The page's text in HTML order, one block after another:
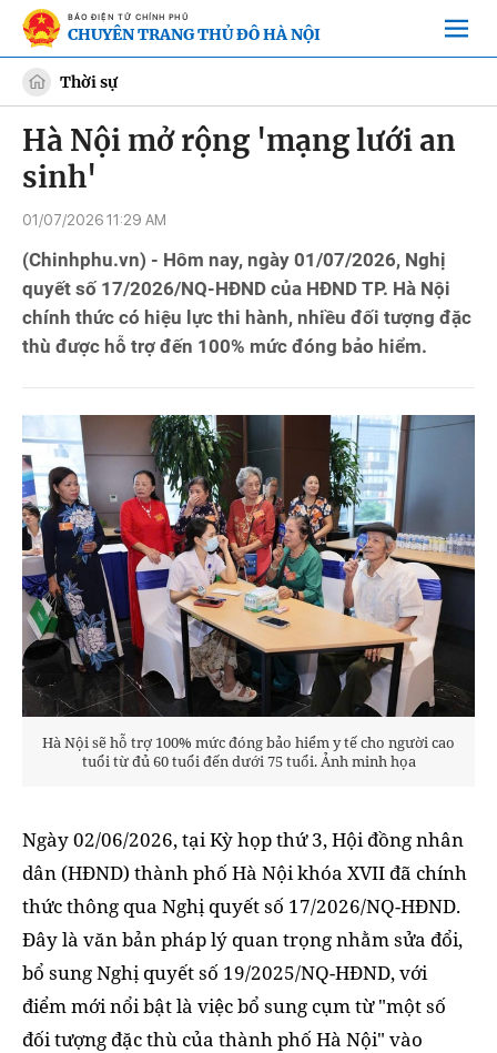
BÁO ĐIỆN TỬ CHÍNH PHỦ
CHUYÊN TRANG THỦ ĐÔ HÀ NỘI
Thời sự
Hà Nội mở rộng 'mạng lưới an
sinh'
01/07/2026 11:29 AM
(Chinhphu.vn) - Hôm nay, ngày 01/07/2026, Nghị
quyết số 17/2026/NQ-HĐND của HĐND TP. Hà Nội
chính thức có hiệu lực thi hành, nhiều đối tượng đặc
thù được hỗ trợ đến 100% mức đóng bảo hiểm.
Hà Nội sẽ hỗ trợ 100% mức đóng bảo hiểm y tế cho người cao
tuổi từ đủ 60 tuổi đến dưới 75 tuổi. Ảnh minh họa
Ngày 02/06/2026, tại Kỳ họp thứ 3, Hội đồng nhân
dân (HĐND) thành phố Hà Nội khóa XVII đã chính
thức thông qua Nghị quyết số 17/2026/NQ-HĐND.
Đây là văn bản pháp lý quan trọng nhằm sửa đổi,
bổ sung Nghị quyết số 19/2025/NQ-HĐND, với
điểm mới nổi bật là việc bổ sung cụm từ "một số
đối tượng đặc thù của thành phố Hà Nội" vào